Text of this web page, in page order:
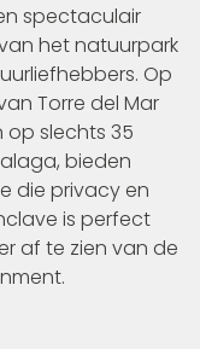
spectaculair
het natuurpark
Op
Torre del Mar
op slechts 35
bieden
die privacy en
is perfect
af te zien van de